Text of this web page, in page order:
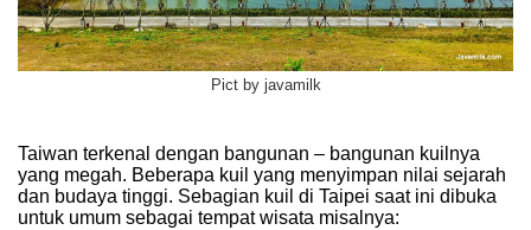
Pict by javamilk
Taiwan terkenal dengan bangunan – bangunan kuilnya
yang megah. Beberapa kuil yang menyimpan nilai sejarah
dan budaya tinggi. Sebagian kuil di Taipei saat ini dibuka
untuk umum sebagai tempat wisata misalnya: